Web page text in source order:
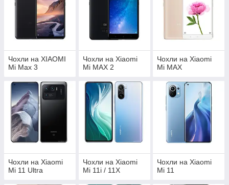
Чохли на XIAOMI
Mi Max 3
Чохли на Xiaomi
Mi MAX 2
Чохли на Xiaomi
Mi MAX
Чохли на Xiaomi
Mi 11 Ultra
Чохли на Xiaomi
Mi 11i / 11X
Чохли на Xiaomi
Mi 11